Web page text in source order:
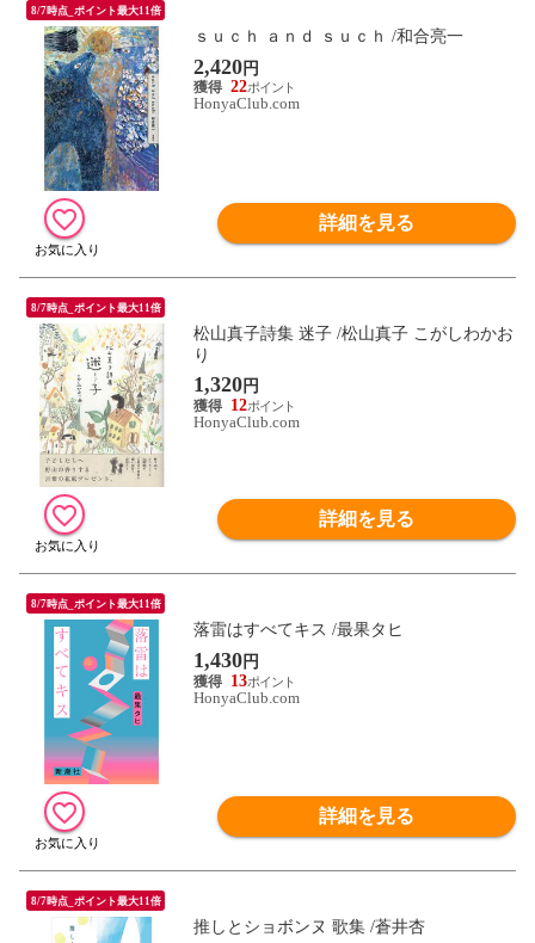
8/7時点_ポイント最大11倍
ｓｕｃｈ ａｎｄ ｓｕｃｈ /和合亮一
2,420円
22
HonyaClub.com
詳細を見る
8/7時点_ポイント最大11倍
松山真子詩集 迷子 /松山真子 こがしわかお
り
1,320円
12
HonyaClub.com
詳細を見る
8/7時点_ポイント最大11倍
落雷はすべてキス /最果タヒ
1,430円
13
HonyaClub.com
詳細を見る
8/7時点_ポイント最大11倍
推しとショボンヌ 歌集 /蒼井杏